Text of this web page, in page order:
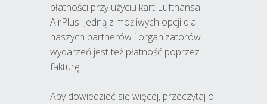
płatności przy użyciu kart Lufthansa
AirPlus. Jedną z możliwych opcji dla
naszych partnerów i organizatorów
wydarzeń jest też płatność poprzez
fakturę.
Aby dowiedzieć się więcej, przeczytaj o